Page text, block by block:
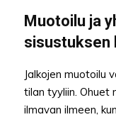
Muotoilu ja
sisustuksen
Jalkojen muotoilu
tilan tyyliin. Ohuet
ilmavan ilmeen,